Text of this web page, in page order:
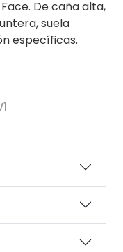
De caña alta,
suela
específicas.